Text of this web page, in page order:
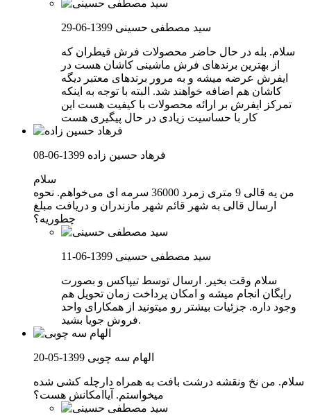
سید مصطفی حسینی 1399-06-29
سلام. بله در حال حاضر محصولات فرش قیطران که
از بهترین برندهای فرش ماشینی کاشان هست در
ایفرش عرضه میشه و به مرور برندهای معتبر دیگه
کاشان هم اضافه خواهند شد. البته با توجه به اینکه
تمرکز ایفرش بر ارائه محصولات با کیفیت هست این
کار با حساسیت زیادی در حال پیگیری هست
فرهاد حسین زاده 1399-06-08
سلام
من یه قالی 9 متری زمرد 36000 سرمه ای می‌خواهم. نحوه
ارسال قالی به شهر قائم شهر مازندران و دریافت مبلغ
چطوریه؟
سید مصطفی حسینی 1399-06-11
سلام وقت بخیر. ارسال توسط تیپاکس و بصورت
رایگان انجام میشه و امکان پرداخت زمان تحویل هم
وجود داره. جزئیات بیشتر رو میتونید از همکارای واحد
فروش جویا بشید.
الهام سه چوبی 1399-05-20
سلام. من نخ ونقشه درشت بافت به همراه دارچله کشی شده
میخواستم. آیاامکانش هست؟